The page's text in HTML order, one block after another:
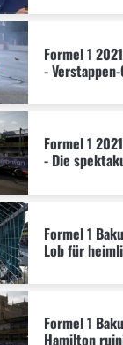
Formel 1
-
Formel 1
- Die
Formel 1
Lob für
Formel 1
Hamilton